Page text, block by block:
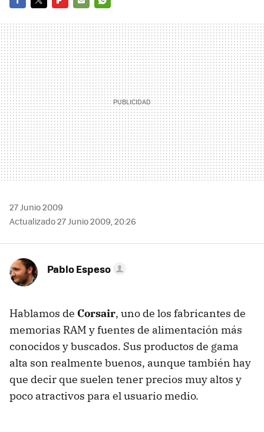
MAIL
27 Junio 2009
Actualizado 27 Junio 2009, 20:26
Pablo Espeso
Hablamos de Corsair, uno de los fabricantes de
memorias RAM y fuentes de alimentación más
conocidos y buscados. Sus productos de gama
alta son realmente buenos, aunque también hay
que decir que suelen tener precios muy altos y
poco atractivos para el usuario medio.